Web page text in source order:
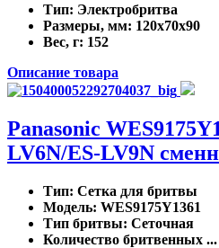
Тип: Электробритва
Размеры, мм: 120x70x90
Вес, г: 152
Описание товара
Panasonic
LV6N/ES-LV9N
Тип: Сетка для бритвы
Модель: WES9175Y1361
Тип бритвы: Сеточная
Количество бритвенных ...